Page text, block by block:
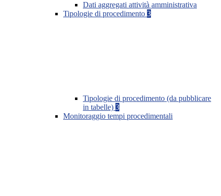
Dati aggregati attività amministrativa
Tipologie di procedimento 3
Tipologie di procedimento (da pubblicare
in tabelle) 3
Monitoraggio tempi procedimentali